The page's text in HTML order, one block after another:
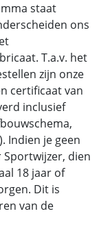
staat
ons
T.a.v. het
zijn onze
certificaat van
inclusief
Indien je geen
dien
18 jaar of
Dit is
van de